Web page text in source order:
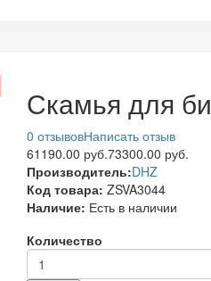
Скамья для
0 отзывовНаписать отзыв
61190.00 руб.73300.00 руб.
Производитель:DHZ
Код товара: ZSVA3044
Наличие: Есть в наличии
Количество